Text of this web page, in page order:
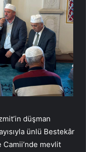
düşman
ünlü Bestekâr
Camii’nde mevlit